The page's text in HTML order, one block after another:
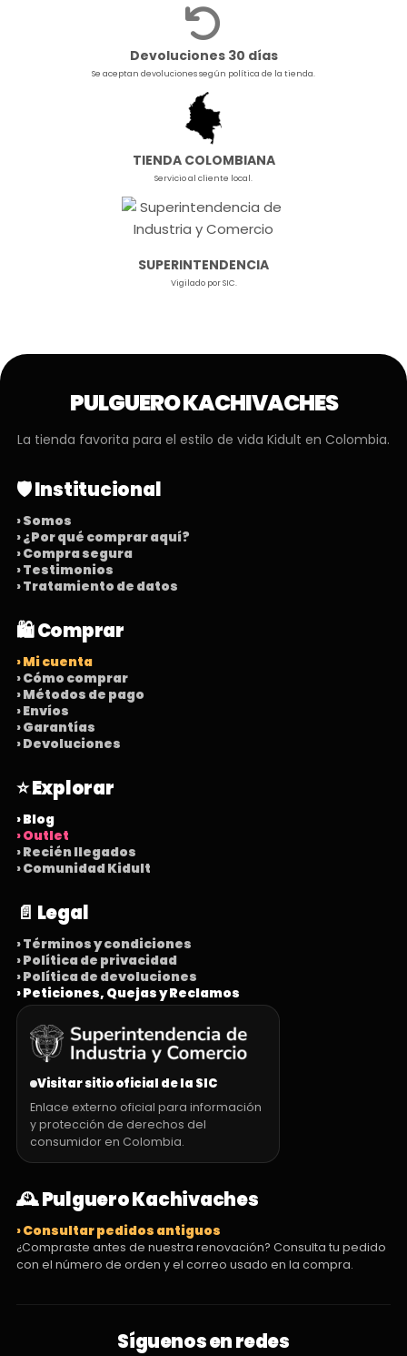
Devoluciones 30 días
Se aceptan devoluciones según política de la tienda.
TIENDA COLOMBIANA
Servicio al cliente local.
SUPERINTENDENCIA
Vigilado por SIC.
PULGUERO KACHIVACHES
La tienda favorita para el estilo de vida Kidult en Colombia.
🛡️ Institucional
› Somos
› ¿Por qué comprar aquí?
› Compra segura
› Testimonios
› Tratamiento de datos
🛍️ Comprar
› Mi cuenta
› Cómo comprar
› Métodos de pago
› Envíos
› Garantías
› Devoluciones
⭐ Explorar
› Blog
› Outlet
› Recién llegados
› Comunidad Kidult
📄 Legal
› Términos y condiciones
› Política de privacidad
› Política de devoluciones
› Peticiones, Quejas y Reclamos
Visitar sitio oficial de la SIC
Enlace externo oficial para información
y protección de derechos del
consumidor en Colombia.
🕰️ Pulguero Kachivaches
› Consultar pedidos antiguos
¿Compraste antes de nuestra renovación? Consulta tu pedido
con el número de orden y el correo usado en la compra.
Síguenos en redes